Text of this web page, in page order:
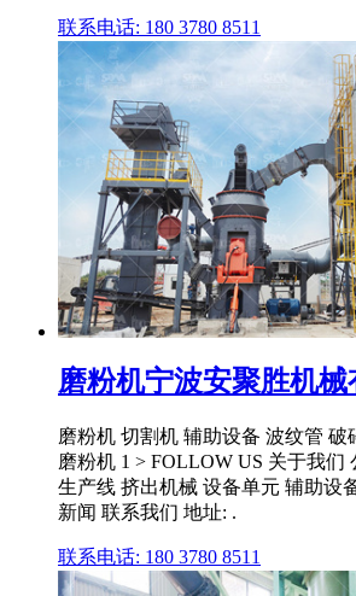
联系电话: 180 3780 8511
磨粉机宁波安聚胜机械
磨粉机 切割机 辅助设备 波纹管 破
磨粉机 1 > FOLLOW US 关于我们
生产线 挤出机械 设备单元 辅助设
新闻 联系我们 地址: .
联系电话: 180 3780 8511